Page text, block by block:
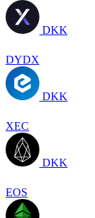
DKK
DYDX
DKK
XEC
DKK
EOS